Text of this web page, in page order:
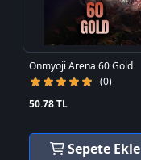
Onmyoji Arena 60 Gold
(0)
50.78 TL
Sepete Ekle